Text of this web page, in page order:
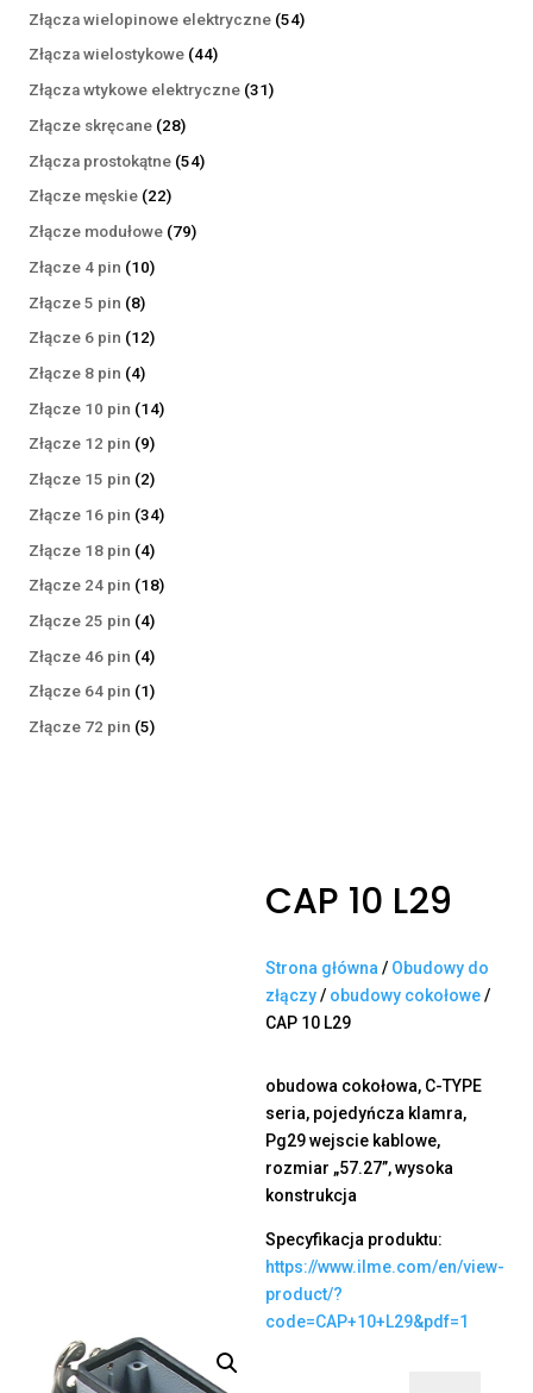
produktów
Złącza wielopinowe elektryczne 5454
Złącza wielostykowe 4444
produkty
Złącza wtykowe elektryczne 3131
Złącze skręcane 2828
produktów
Złącza prostokątne 5454
Złącze męskie 2222
produkty
Złącze modułowe 7979
Złącze 4 pin 1010
Złącze 5 pin 88
produktów
Złącze 6 pin 1212
Złącze 8 pin 44
produkty
Złącze 10 pin 1414
Złącze 12 pin 99
produktów
Złącze 15 pin 22
produkty
Złącze 16 pin 3434
Złącze 18 pin 44
produkty
Złącze 24 pin 1818
Złącze 25 pin 44
produkty
Złącze 46 pin 44
produkty
Złącze 64 pin 11
produkt
Złącze 72 pin 55
CAP 10 L29
Strona główna / Obudowy do
złączy/ obudowy cokołowe/
CAP 10 L29
obudowa cokołowa, C-TYPE
seria, pojedyńcza klamra,
Pg29 wejscie kablowe,
rozmiar „57.27”, wysoka
konstrukcja
Specyfikacja produktu:
https://www.ilme.com/en/view-
product/?
code=CAP+10+L29&pdf=1